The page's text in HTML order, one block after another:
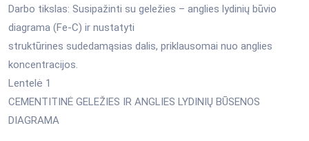
Darbo tikslas: Susipažinti su geležies – anglies lydinių būvio
diagrama (Fe-C) ir nustatyti
struktūrines sudedamąsias dalis, priklausomai nuo anglies
koncentracijos.
Lentelė 1
CEMENTITINĖ GELEŽIES IR ANGLIES LYDINIŲ BŪSENOS
DIAGRAMA